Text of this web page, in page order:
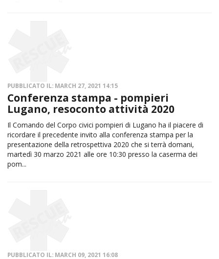
PUBBLICATO IL: MARCH 27, 2021 14:15
Conferenza stampa - pompieri
Lugano, resoconto attività 2020
Il Comando del Corpo civici pompieri di Lugano ha il piacere di
ricordare il precedente invito alla conferenza stampa per la
presentazione della retrospettiva 2020 che si terrà domani,
martedì 30 marzo 2021 alle ore 10:30 presso la caserma dei
pom...
PUBBLICATO IL: MARCH 09, 2021 16:08